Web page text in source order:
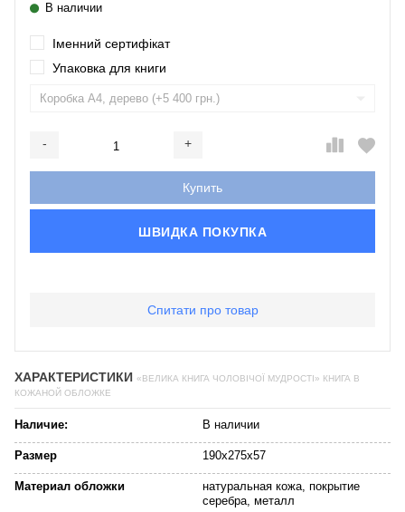
В наличии
Іменний сертифікат
Упаковка для книги
- +
Купить
ШВИДКА ПОКУПКА
Спитати про товар
ХАРАКТЕРИСТИКИ «ВЕЛИКА КНИГА ЧОЛОВІЧОЇ МУДРОСТІ» КНИГА В
КОЖАНОЙ ОБЛОЖКЕ
Наличие: В наличии
Размер 190x275x57
Материал обложки
натуральная кожа, покрытие
серебра, металл